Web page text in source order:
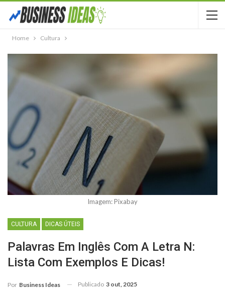
Home Cultura
Imagem: Pixabay
CULTURA DICAS ÚTEIS
Palavras Em Inglês Com A Letra N:
Lista Com Exemplos E Dicas!
Por Business Ideas Publicado 3 out, 2025